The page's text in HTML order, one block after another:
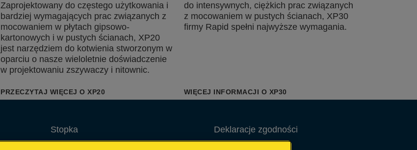
Zaprojektowany do częstego użytkowania i
bardziej wymagających prac związanych z
mocowaniem w płytach gipsowo-
kartonowych i w pustych ścianach, XP20
jest narzędziem do kotwienia stworzonym w
oparciu o nasze wieloletnie doświadczenie
w projektowaniu zszywaczy i nitownic.
PRZECZYTAJ WIĘCEJ O XP20
do intensywnych, ciężkich prac związanych
z mocowaniem w pustych ścianach, XP30
firmy Rapid spełni najwyższe wymagania.
WIĘCEJ INFORMACJI O XP30
Stopka Deklaracje zgodności